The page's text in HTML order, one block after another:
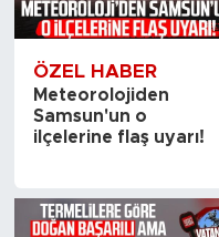
ÖZEL HABER
Meteorolojiden
Samsun'un o
ilçelerine flaş uyarı!